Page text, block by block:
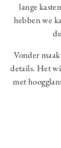
lange
hebben we
Vonder
details. Het
met